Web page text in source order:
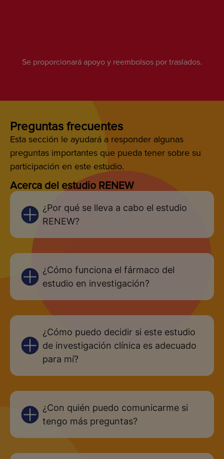
City of Hope
1500 E Duarte Rd, Duarte, CA 91010, USA
Tranquil Research
16969 N Texas Ave Suite 600, Webster, TX
77598, USA
(713) 907-6054
Norton Cancer Institute
Se proporcionará apoyo y reembolsos por traslados.
Preguntas frecuentes
Esta sección le ayudará a responder algunas
preguntas importantes que pueda tener sobre su
participación en este estudio.
Acerca del estudio RENEW
¿Por qué se lleva a cabo el estudio
RENEW?
¿Cómo funciona el fármaco del
estudio en investigación?
¿Cómo puedo decidir si este estudio
de investigación clínica es adecuado
para mí?
¿Con quién puedo comunicarme si
tengo más preguntas?